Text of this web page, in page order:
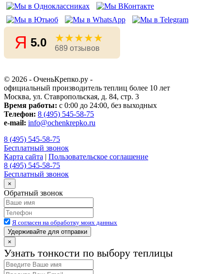
Я 5.0 ★★★★★
689 отзывов
© 2026 - ОченьКрепко.ру -
официальный производитель теплиц более 10 лет
Москва, ул. Ставропольская, д. 84, стр. 3
Время работы: с 0:00 до 24:00, без выходных
Телефон: 8 (495) 545-58-75
e-mail: info@ochenkrepko.ru
8 (495) 545-58-75
Бесплатный звонок
Карта сайта | Пользовательское соглашение
8 (495) 545-58-75
Бесплатный звонок
×
Обратный звонок
Я согласен на обработку моих данных
Удерживайте для отправки
×
Узнать тонкости по выбору теплицы